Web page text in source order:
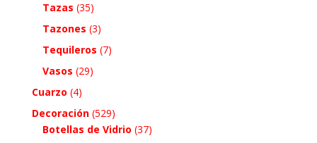
Tazas (35)
Tazones (3)
Tequileros (7)
Vasos (29)
Cuarzo (4)
Decoración (529)
Botellas de Vidrio (37)